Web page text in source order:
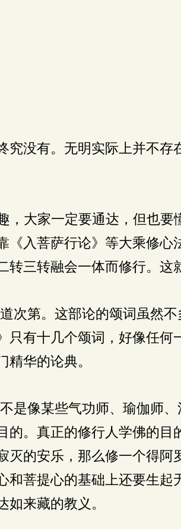
没有。无明实际上并不
大家一定要通达，但也要
入菩萨行论》等大乘修
三转融会一体而修行。这
第。这部论的颂词虽然
有十几个颂词，好像任
华的论典。
像某些气功师、瑜伽师
。真正的修行人学佛的
的安乐，那么修一个得
菩提心的基础上还要生
来藏的教义。